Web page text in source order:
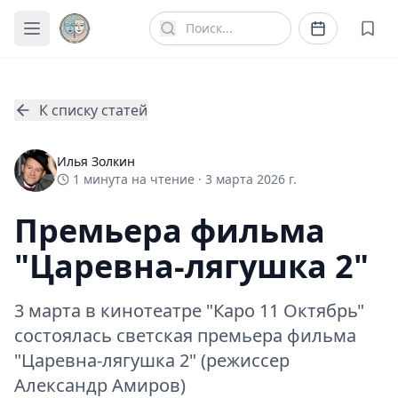
К списку статей
Илья Золкин
1 минута на чтение · 3 марта 2026 г.
Премьера фильма
"Царевна-лягушка 2"
3 марта в кинотеатре "Каро 11 Октябрь"
состоялась светская премьера фильма
"Царевна-лягушка 2" (режиссер
Александр Амиров)